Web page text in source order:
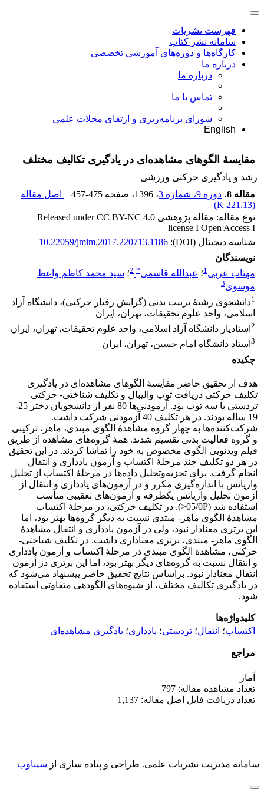
فهرست نشریات
سامانه نشر کتاب
کارگاه‌ها و دوره‌های آموزشی تخصصی
درباره ما
درباره ما
تماس با ما
شورای برنامه‌ریزی و ارتقای مجلات علمی
English
مقایسۀ الگوهای مشاهده‌ای در یادگیری تکالیف مختلف
رشد و یادگیری حرکتی ورزشی
مقاله 8
، دوره 9، شماره 3 ، 1396 ، صفحه 457-475
اصل مقاله
(
221.13 K
)
نوع مقاله: مقاله پژوهشی Released under CC BY-NC 4.0
license I Open Access I
شناسه دیجیتال (DOI):
10.22059/jmlm.2017.220713.1186
نویسندگان
مهتاب عربی1؛ عبدالله قاسمی*
2؛ سید محمد کاظم واعظ
موسوی3
1دانشجوی رشتۀ تربیت بدنی (گرایش رفتار حرکتی)، دانشگاه آزاد
اسلامی، واحد علوم تحقیقات، تهران، ایران
2 استادیار دانشگاه آزاد اسلامی، واحد علوم تحقیقات، تهران، ایران
3 استاد دانشگاه امام حسین، تهران، ایران
چکیده
هدف از تحقیق حاضر مقایسۀ الگوهای مشاهده‌ای در یادگیری
تکلیف حرکتی دریافت توپ والیبال و تکلیف شناختی- حرکتی
تردستی با سه توپ بود. آزمودنی‌ها 80 نفر از دانشجویان دختر 25-
19 ساله بودند. در هر تکلیف 40 آزمودنی شرکت داشت.
شرکت‌کننده‌ها به چهار گروه مشاهدۀ الگوی مبتدی، ماهر، ترکیبی
و گروه فعالیت بدنی تقسیم شدند. همۀ گروه‌های مشاهده از طریق
فیلم ویدئویی الگوی مخصوص به خود را تماشا کردند. در این تحقیق
در هر دو تکلیف چند مرحلۀ اکتساب و آزمون یادداری و انتقال
انجام گرفت. برای تجزیه‌وتحلیل داده‌ها در مرحلۀ اکتساب از تحلیل
واریانس با اندازه‌گیری مکرر و در آزمون‌های یادداری و انتقال از
آزمون تحلیل واریانس یکطرفه و آزمون‌های تعقیبی مناسب
استفاده شد (05/0P<). در تکلیف حرکتی، در مرحلۀ اکتساب
مشاهدۀ الگوی ماهر- مبتدی نسبت به دیگر گروه‌ها بهتر بود، اما
این برتری معنادار نبود، ولی در آزمون یادداری و انتقال مشاهدۀ
الگوی ماهر- مبتدی، برتری معناداری داشت. در تکلیف شناختی-
حرکتی، مشاهدۀ الگوی مبتدی در مرحلۀ اکتساب و آزمون یادداری
و انتقال نسبت به گروه‌های دیگر بهتر بود، اما این برتری در آزمون
انتقال معنادار نبود. براساس نتایج تحقیق حاضر پیشنهاد می‌شود که
در یادگیری تکالیف مختلف، از شیوه‌های الگودهی متفاوتی استفاده
شود.
کلیدواژه‌ها
اکتساب؛ انتقال؛ تردستی؛ یادداری؛ یادگیری مشاهده‌ای
مراجع
آمار
تعداد مشاهده مقاله: 797
تعداد دریافت فایل اصل مقاله: 1,137
سامانه مدیریت نشریات علمی. طراحی و پیاده سازی از سیناوب